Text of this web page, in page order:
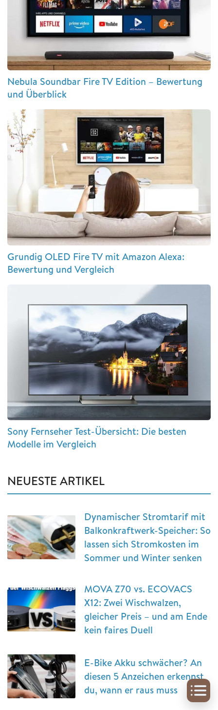
Nebula Soundbar Fire TV Edition – Bewertung
und Überblick
Grundig OLED Fire TV mit Amazon Alexa:
Bewertung und Vergleich
Sony Fernseher Test-Übersicht: Die besten
Modelle im Vergleich
NEUESTE ARTIKEL
Dynamischer Stromtarif mit
Balkonkraftwerk-Speicher: So
lassen sich Stromkosten im
Sommer und Winter senken
MOVA Z70 vs. ECOVACS
X12: Zwei Wischwalzen,
gleicher Preis – und am Ende
kein faires Duell
E-Bike Akku schwächer? An
diesen 5 Anzeichen erkennst
du, wann er raus muss